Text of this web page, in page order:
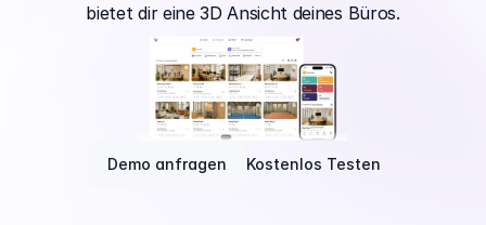
bietet dir eine 3D Ansicht deines Büros.
Demo anfragen Kostenlos Testen